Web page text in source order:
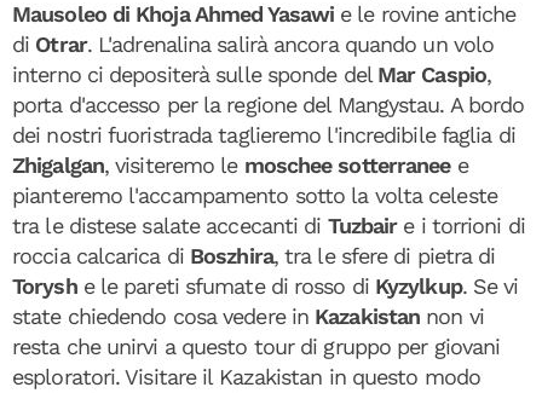
Mausoleo di Khoja Ahmed Yasawi e le rovine antiche
di Otrar. L'adrenalina salirà ancora quando un volo
interno ci depositerà sulle sponde del Mar Caspio,
porta d'accesso per la regione del Mangystau. A bordo
dei nostri fuoristrada taglieremo l'incredibile faglia di
Zhigalgan, visiteremo le moschee sotterranee e
pianteremo l'accampamento sotto la volta celeste
tra le distese salate accecanti di Tuzbair e i torrioni di
roccia calcarica di Boszhira, tra le sfere di pietra di
Torysh e le pareti sfumate di rosso di Kyzylkup. Se vi
state chiedendo cosa vedere in Kazakistan non vi
resta che unirvi a questo tour di gruppo per giovani
esploratori. Visitare il Kazakistan in questo modo